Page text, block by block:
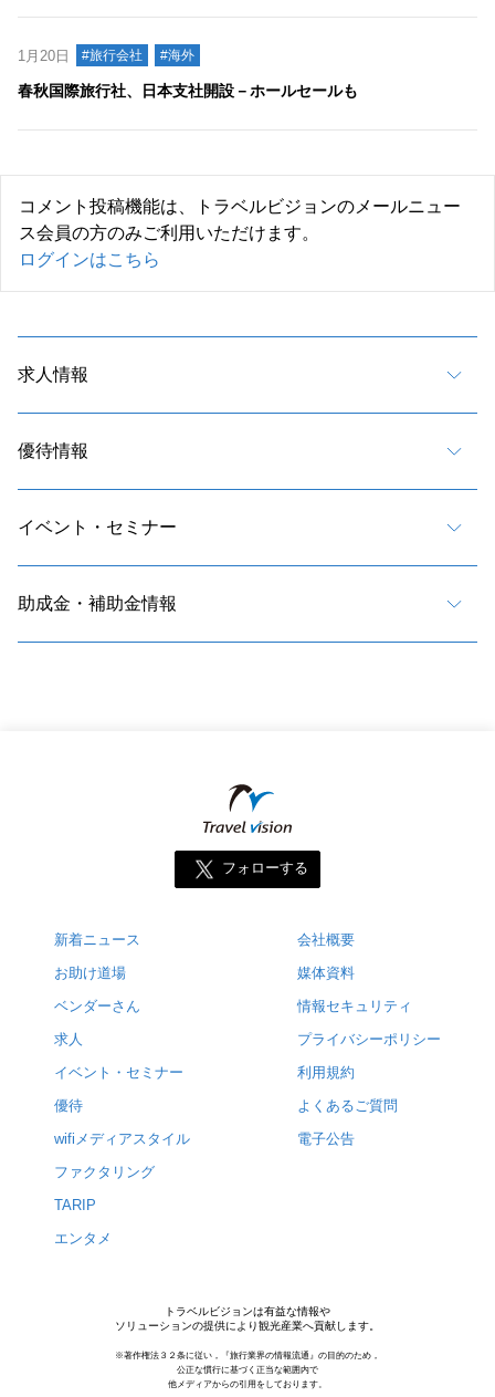
1月20日 #旅行会社 #海外
春秋国際旅行社、日本支社開設－ホールセールも
コメント投稿機能は、トラベルビジョンのメールニュー
ス会員の方のみご利用いただけます。
ログインはこちら
求人情報
優待情報
イベント・セミナー
助成金・補助金情報
フォローする
新着ニュース
お助け道場
ベンダーさん
求人
イベント・セミナー
優待
wifiメディアスタイル
ファクタリング
TARIP
エンタメ
会社概要
媒体資料
情報セキュリティ
プライバシーポリシー
利用規約
よくあるご質問
電子公告
トラベルビジョンは有益な情報や
ソリューションの提供により観光産業へ貢献します。
※著作権法３２条に従い，『旅行業界の情報流通』の目的のため，
公正な慣行に基づく正当な範囲内で
他メディアからの引用をしております。